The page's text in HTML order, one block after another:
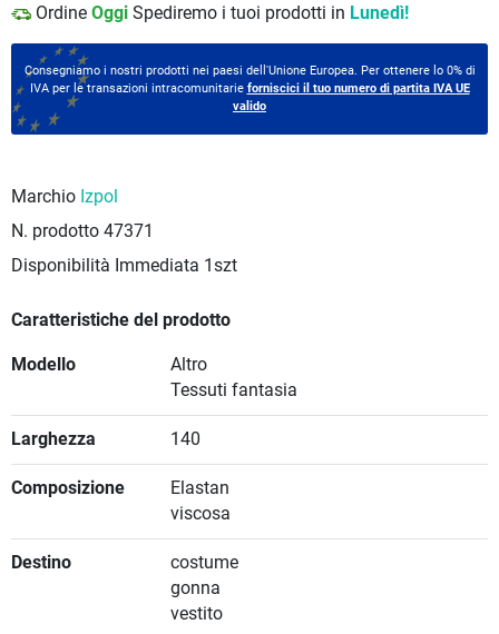
Ordine Oggi Spediremo i tuoi prodotti in Lunedì!
Consegniamo i nostri prodotti nei paesi dell'Unione Europea. Per ottenere lo 0% di
IVA per le transazioni intracomunitarie forniscici il tuo numero di partita IVA UE
valido
Marchio Izpol
N. prodotto 47371
Disponibilità Immediata 1szt
Caratteristiche del prodotto
Modello
Altro
Tessuti fantasia
Larghezza 140
Composizione
Elastan
viscosa
Destino
costume
gonna
vestito